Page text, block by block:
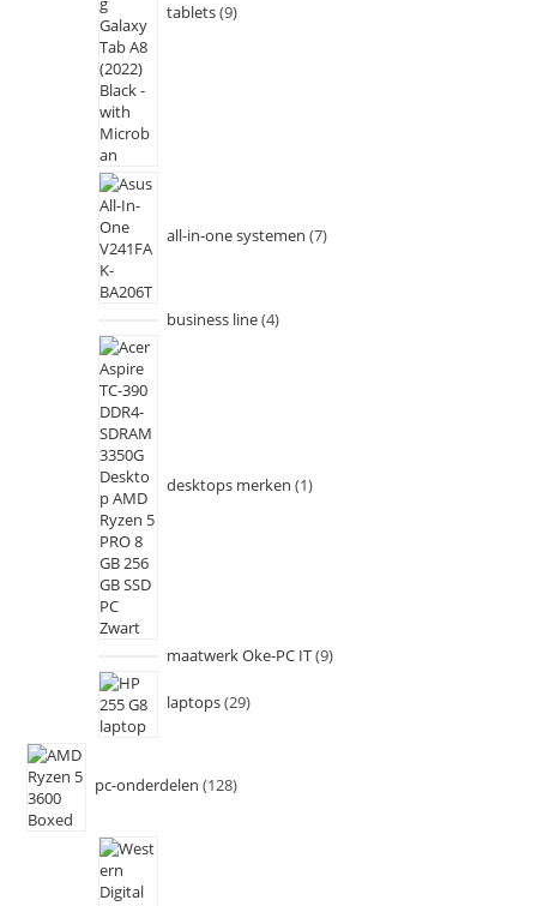
tablets 9
all-in-one systemen 7
business line 4
desktops merken 1
maatwerk Oke-PC IT 9
laptops 29
pc-onderdelen 128